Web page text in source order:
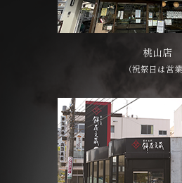
桃山店
（祝祭日は営業